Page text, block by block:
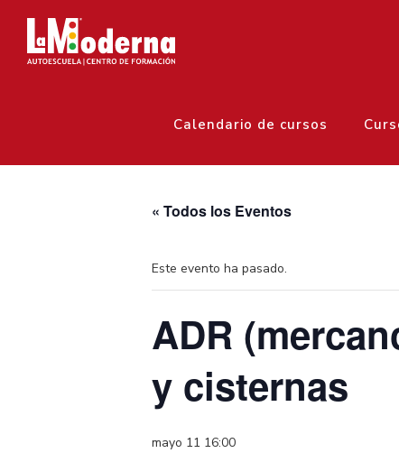
Calendario de cursos
« Todos los Eventos
Este evento ha pasado.
ADR
y cisternas
mayo 11 16:00